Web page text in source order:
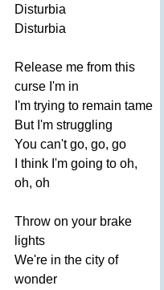
Disturbia
Disturbia
Release me from this
curse I'm in
I'm trying to remain tame
But I'm struggling
You can't go, go, go
think I'm going to oh,
oh, oh
Throw on your brake
lights
We're in the city of
wonder